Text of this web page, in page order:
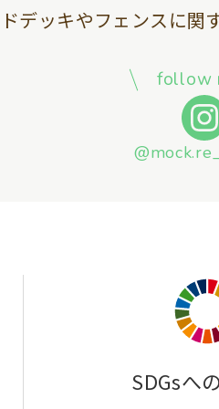
デッキやフェンスに関
follow
SDGsへ